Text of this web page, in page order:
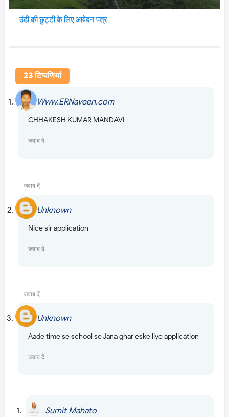
ठंढी की छुट्टी के लिए आवेदन पत्र
23 टिप्‍पणियां
Www.ERNaveen.com
CHHAKESH KUMAR MANDAVI
जवाब दें
जवाब दें
Unknown
Nice sir application
जवाब दें
जवाब दें
Unknown
Aade time se school se Jana ghar eske liye application
जवाब दें
Sumit Mahato